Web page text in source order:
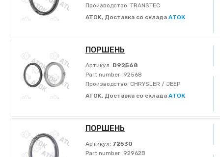
Производство: TRANSTEC
ATOK, Доставка со склада АТОК
ПОРШЕНЬ
Артикул: D92568
Part number: 92568
Производство: CHRYSLER / JEEP
ATOK, Доставка со склада АТОК
ПОРШЕНЬ
Артикул: 72530
Part number: 92962B